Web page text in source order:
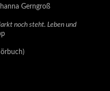
Gerngroß
noch steht. Leben und